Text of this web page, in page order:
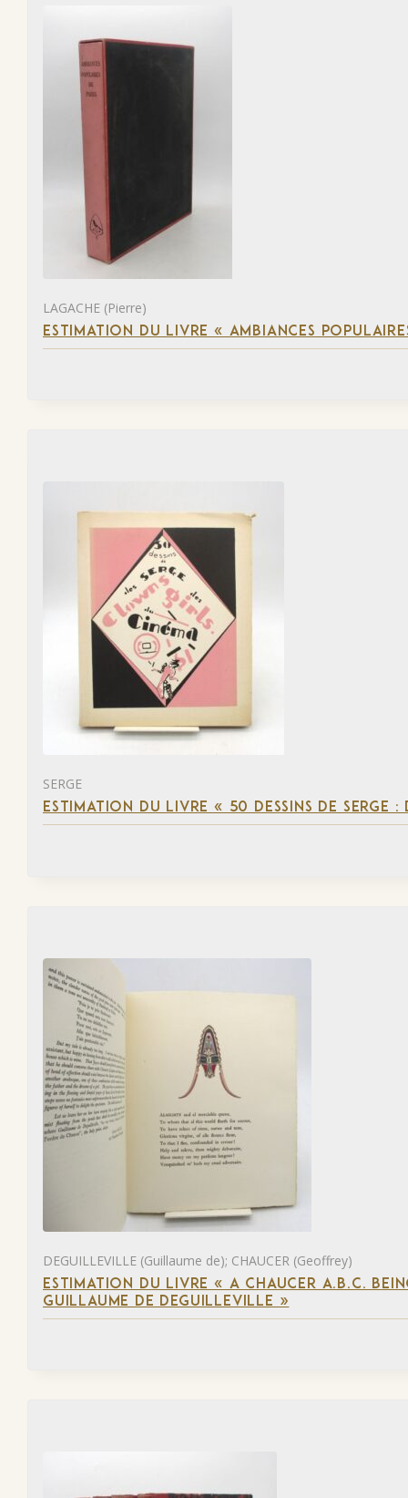
LAGACHE (Pierre)
ESTIMATION DU LIVRE « AMBIANCES
SERGE
ESTIMATION DU LIVRE « 50 DESSINS DE SERGE
DEGUILLEVILLE (Guillaume de); CHAUCER (Geoffrey)
ESTIMATION DU LIVRE « A CHAUCER A.B.C.
GUILLAUME DE DEGUILLEVILLE »